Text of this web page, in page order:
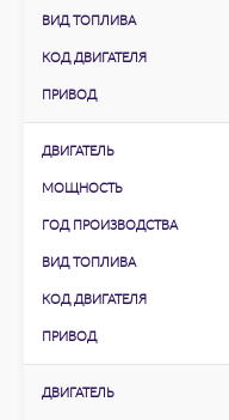
ВИД ТОПЛИВА
КОД ДВИГАТЕЛЯ
ПРИВОД
ДВИГАТЕЛЬ
МОЩНОСТЬ
ГОД ПРОИЗВОДСТВА
ВИД ТОПЛИВА
КОД ДВИГАТЕЛЯ
ПРИВОД
ДВИГАТЕЛЬ